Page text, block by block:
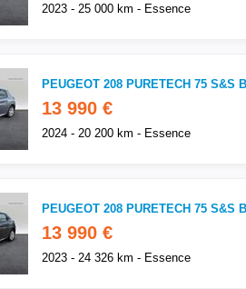
2023 - 25 000 km - Essence
PEUGEOT 208 PURETECH 75 S&S
13 990 €
2024 - 20 200 km - Essence
PEUGEOT 208 PURETECH 75 S&S
13 990 €
2023 - 24 326 km - Essence